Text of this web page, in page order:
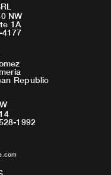
NW
1A
4177
Republic
1992